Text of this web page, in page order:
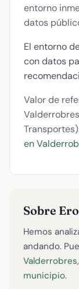
entorno
datos
El entorno
con datos
Valor de
en
Sobre
Hemos
andando.
Valderrobres
municipio.